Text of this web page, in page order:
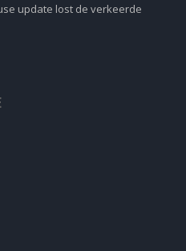
update lost de verkeerde